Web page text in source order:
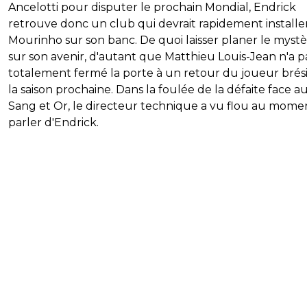
Ancelotti pour disputer le prochain Mondial, Endrick
retrouve donc un club qui devrait rapidement
Mourinho sur son banc. De quoi laisser planer le
sur son avenir, d'autant que Matthieu Louis-Jean n'a
totalement fermé la porte à un retour du joueur
la saison prochaine. Dans la foulée de la défaite face
Sang et Or, le directeur technique a vu flou au
parler d'Endrick.